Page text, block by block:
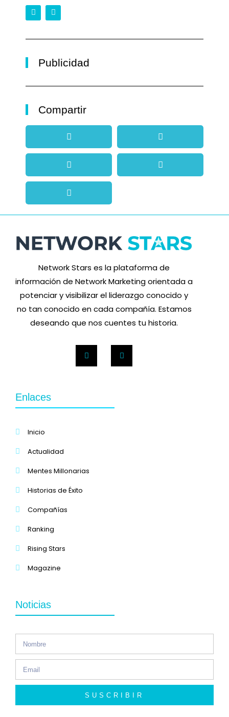
Publicidad
Compartir
Network Stars es la plataforma de
información de Network Marketing orientada a
potenciar y visibilizar el liderazgo conocido y
no tan conocido en cada compañía. Estamos
deseando que nos cuentes tu historia.
Enlaces
Inicio
Actualidad
Mentes Millonarias
Historias de Éxito
Compañías
Ranking
Rising Stars
Magazine
Noticias
SUSCRIBIR